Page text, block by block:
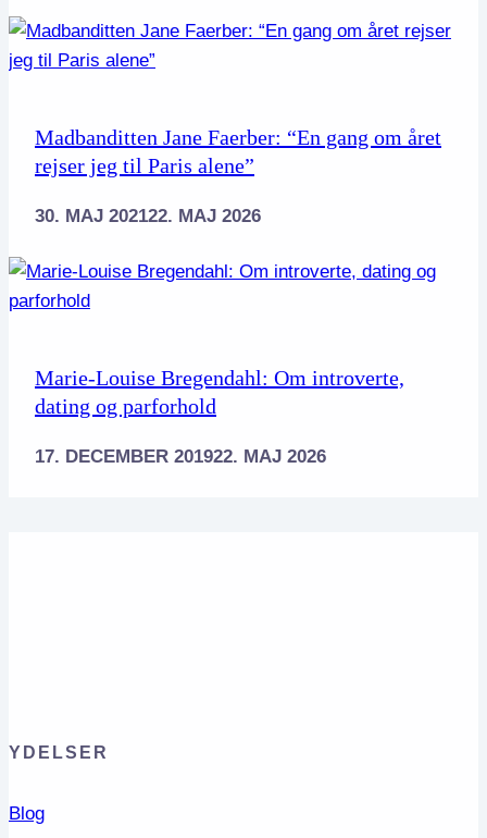
Madbanditten Jane Faerber: “En gang om året
rejser jeg til Paris alene”
30. MAJ 202122. MAJ 2026
Marie-Louise Bregendahl: Om introverte,
dating og parforhold
17. DECEMBER 201922. MAJ 2026
YDELSER
Blog